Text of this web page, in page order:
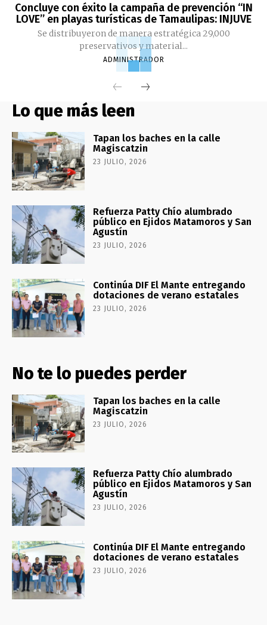
Concluye con éxito la campaña de prevención “IN
LOVE” en playas turísticas de Tamaulipas: INJUVE
Se distribuyeron de manera estratégica 29,000
preservativos y material...
ADMINISTRADOR
Lo que más leen
Tapan los baches en la calle
Magiscatzin
23 JULIO, 2026
Refuerza Patty Chío alumbrado
público en Ejidos Matamoros y San
Agustín
23 JULIO, 2026
Continúa DIF El Mante entregando
dotaciones de verano estatales
23 JULIO, 2026
No te lo puedes perder
Tapan los baches en la calle
Magiscatzin
23 JULIO, 2026
Refuerza Patty Chío alumbrado
público en Ejidos Matamoros y San
Agustín
23 JULIO, 2026
Continúa DIF El Mante entregando
dotaciones de verano estatales
23 JULIO, 2026